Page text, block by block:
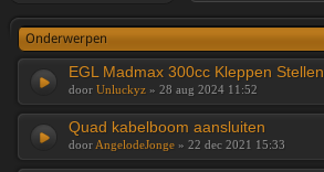
Onderwerpen
EGL Madmax 300cc Kleppen Stellen
door Unluckyz » 28 aug 2024 11:52
Quad kabelboom aansluiten
door AngelodeJonge » 22 dec 2021 15:33